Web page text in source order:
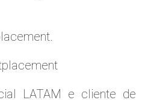
LATAM e cliente de